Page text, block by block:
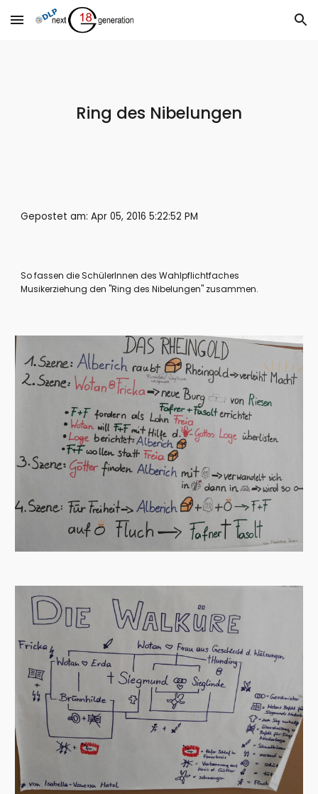
Skip to main content Skip to navigation
Ring des Nibelungen
Gepostet am: Apr 05, 2016 5:22:52 PM
So fassen die SchülerInnen des Wahlpflichtfaches
Musikerziehung den "Ring des Nibelungen" zusammen.